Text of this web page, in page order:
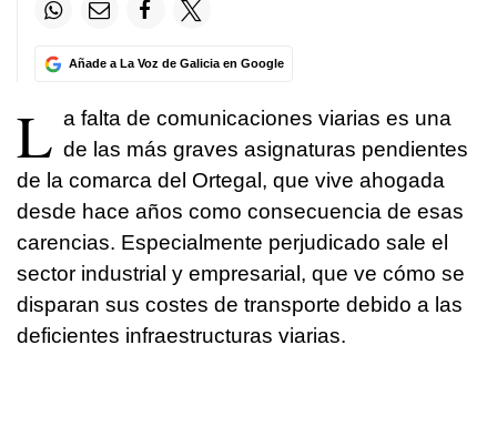
Añade a La Voz de Galicia en Google
L a falta de comunicaciones viarias es una
de las más graves asignaturas pendientes
de la comarca del Ortegal, que vive ahogada
desde hace años como consecuencia de esas
carencias. Especialmente perjudicado sale el
sector industrial y empresarial, que ve cómo se
disparan sus costes de transporte debido a las
deficientes infraestructuras viarias.